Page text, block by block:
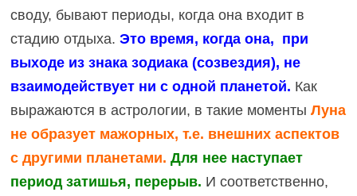
своду, бывают периоды, когда она входит в
стадию отдыха. Это время, когда она, при
выходе из знака зодиака (созвездия), не
взаимодействует ни с одной планетой. Как
выражаются в астрологии, в такие моменты Луна
не образует мажорных, т.е. внешних аспектов
с другими планетами. Для нее наступает
период затишья, перерыв. И соответственно,